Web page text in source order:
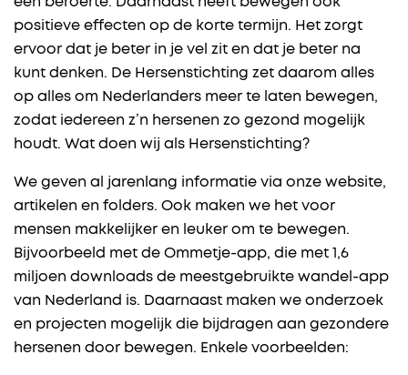
positieve effecten op de korte termijn. Het zorgt
ervoor dat je beter in je vel zit en dat je beter na
kunt denken. De Hersenstichting zet daarom alles
op alles om Nederlanders meer te laten bewegen,
zodat iedereen z’n hersenen zo gezond mogelijk
houdt. Wat doen wij als Hersenstichting?
We geven al jarenlang informatie via onze website,
artikelen en folders. Ook maken we het voor
mensen makkelijker en leuker om te bewegen.
Bijvoorbeeld met de Ommetje-app, die met 1,6
miljoen downloads de meestgebruikte wandel-app
van Nederland is. Daarnaast maken we onderzoek
en projecten mogelijk die bijdragen aan gezondere
hersenen door bewegen. Enkele voorbeelden: